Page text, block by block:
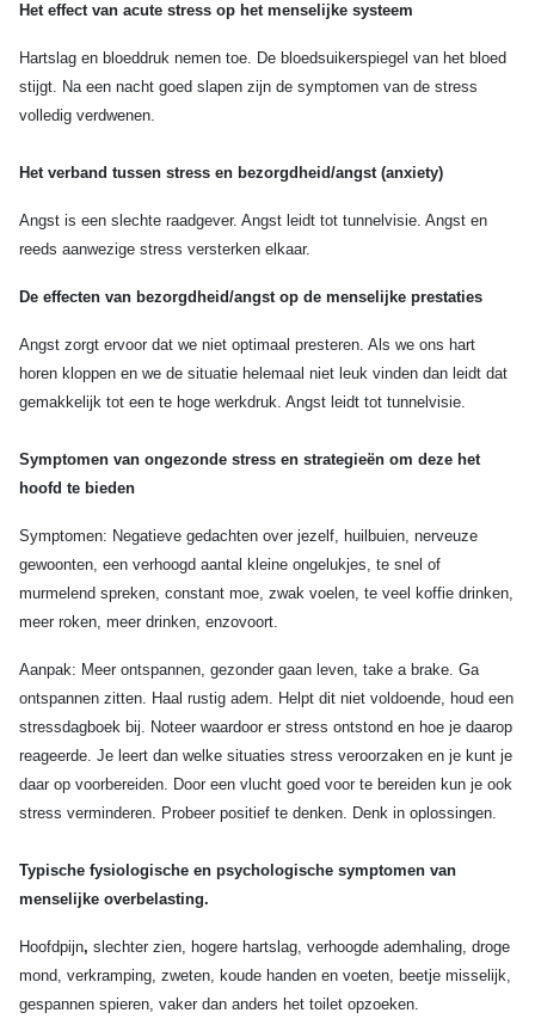
Het effect van acute stress op het menselijke systeem
Hartslag en bloeddruk nemen toe. De bloedsuikerspiegel van het bloed
stijgt. Na een nacht goed slapen zijn de symptomen van de stress
volledig verdwenen.
Het verband tussen stress en bezorgdheid/angst (anxiety)
Angst is een slechte raadgever. Angst leidt tot tunnelvisie. Angst en
reeds aanwezige stress versterken elkaar.
De effecten van bezorgdheid/angst op de menselijke prestaties
Angst zorgt ervoor dat we niet optimaal presteren. Als we ons hart
horen kloppen en we de situatie helemaal niet leuk vinden dan leidt dat
gemakkelijk tot een te hoge werkdruk. Angst leidt tot tunnelvisie.
Symptomen van ongezonde stress en strategieën om deze het
hoofd te bieden
Symptomen: Negatieve gedachten over jezelf, huilbuien, nerveuze
gewoonten, een verhoogd aantal kleine ongelukjes, te snel of
murmelend spreken, constant moe, zwak voelen, te veel koffie drinken,
meer roken, meer drinken, enzovoort.
Aanpak: Meer ontspannen, gezonder gaan leven, take a brake. Ga
ontspannen zitten. Haal rustig adem. Helpt dit niet voldoende, houd een
stressdagboek bij. Noteer waardoor er stress ontstond en hoe je daarop
reageerde. Je leert dan welke situaties stress veroorzaken en je kunt je
daar op voorbereiden. Door een vlucht goed voor te bereiden kun je ook
stress verminderen. Probeer positief te denken. Denk in oplossingen.
Typische fysiologische en psychologische symptomen van
menselijke overbelasting.
Hoofdpijn, slechter zien, hogere hartslag, verhoogde ademhaling, droge
mond, verkramping, zweten, koude handen en voeten, beetje misselijk,
gespannen spieren, vaker dan anders het toilet opzoeken.